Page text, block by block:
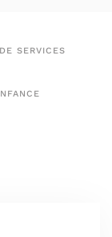
SERVICES